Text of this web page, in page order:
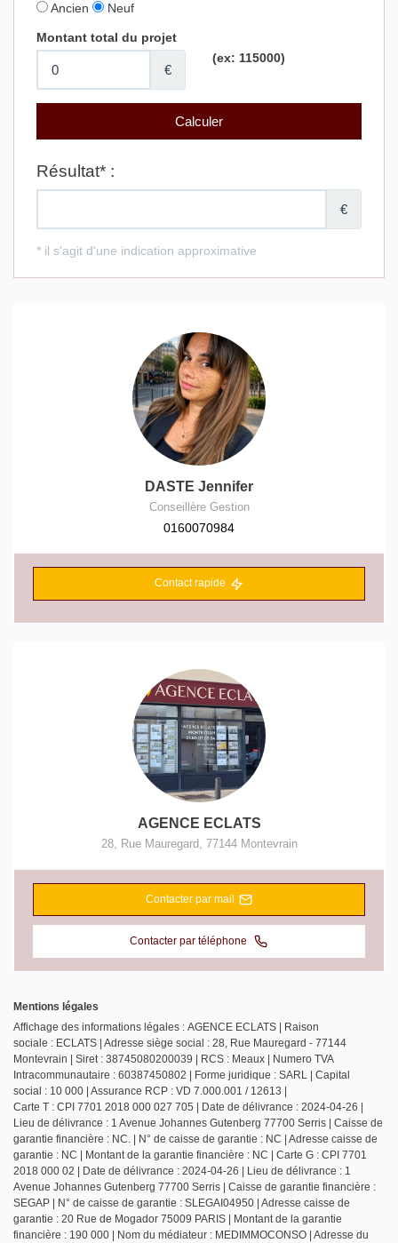
DASTE Jennifer
Conseillère Gestion
0160070984
Contact rapide
AGENCE ECLATS
28, Rue Mauregard 77144 Montevrain
Contacter par mail
Contacter par téléphone
Mentions légales
Affichage des informations légales : AGENCE ECLATS | Raison
sociale : ECLATS | Adresse siège social : 28, Rue Mauregard - 77144
Montevrain | Siret : 38745080200039 | RCS : Meaux | Numero TVA
Intracommunautaire : 60387450802 | Forme juridique : SARL | Capital
social : 10 000 | Assurance RCP : VD 7.000.001 / 12613 |
Carte T : CPI 7701 2018 000 027 705 | Date de délivrance : 2024-04-26 |
Lieu de délivrance : 1 Avenue Johannes Gutenberg 77700 Serris | Caisse de
garantie financière : NC. | N° de caisse de garantie : NC | Adresse caisse de
garantie : NC | Montant de la garantie financière : NC | Carte G : CPI 7701
2018 000 02 | Date de délivrance : 2024-04-26 | Lieu de délivrance : 1
Avenue Johannes Gutenberg 77700 Serris | Caisse de garantie financière :
SEGAP | N° de caisse de garantie : SLEGAI04950 | Adresse caisse de
garantie : 20 Rue de Mogador 75009 PARIS | Montant de la garantie
financière : 190 000 | Nom du médiateur : MEDIMMOCONSO | Adresse du